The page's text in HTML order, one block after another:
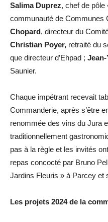
Salima Duprez, chef de pôle
communauté de Communes
Chopard, directeur du
Christian Poyer, retraité du
que directeur d’Ehpad ; Jean-
Saunier.
Chaque impétrant recevait
Commanderie, après s’être
renommée des vins du Jura
traditionnellement
pas à la règle et les invités
repas concocté par Bruno
Jardins Fleuris » à Parcey et
Les projets 2024 de la